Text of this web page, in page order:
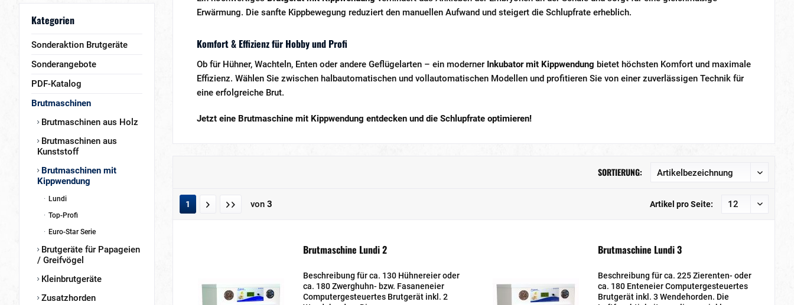
Kategorien
Sonderaktion Brutgeräte
Sonderangebote
PDF-Katalog
Brutmaschinen
Brutmaschinen aus Holz
Brutmaschinen aus
Kunststoff
Brutmaschinen mit
Kippwendung
Lundi
Top-Profi
Euro-Star Serie
Brutgeräte für Papageien
/ Greifvögel
Kleinbrutgeräte
Zusatzhorden
Erwärmung. Die sanfte Kippbewegung reduziert den manuellen Aufwand und steigert die Schlupfrate erheblich.
Komfort & Effizienz für Hobby und Profi
Ob für Hühner, Wachteln, Enten oder andere Geflügelarten – ein moderner Inkubator mit Kippwendung bietet höchsten Komfort und maximale
Effizienz. Wählen Sie zwischen halbautomatischen und vollautomatischen Modellen und profitieren Sie von einer zuverlässigen Technik für
eine erfolgreiche Brut.
Jetzt eine Brutmaschine mit Kippwendung entdecken und die Schlupfrate optimieren!
SORTIERUNG:
1 von 3 Artikel pro Seite:
Brutmaschine Lundi 2
Beschreibung für ca. 130 Hühnereier oder
ca. 180 Zwerghuhn- bzw. Fasaneneier
Computergesteuertes Brutgerät inkl. 2
Brutmaschine Lundi 3
Beschreibung für ca. 225 Zierenten- oder
ca. 180 Enteneier Computergesteuertes
Brutgerät inkl. 3 Wendehorden. Die